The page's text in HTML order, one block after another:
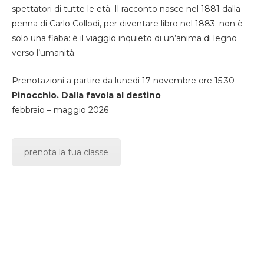
spettatori di tutte le età. Il racconto nasce nel 1881 dalla
penna di Carlo Collodi, per diventare libro nel 1883. non è
solo una fiaba: è il viaggio inquieto di un’anima di legno
verso l’umanità.
Prenotazioni a partire da lunedi 17 novembre ore 15.30
Pinocchio. Dalla favola al destino
febbraio – maggio 2026
prenota la tua classe